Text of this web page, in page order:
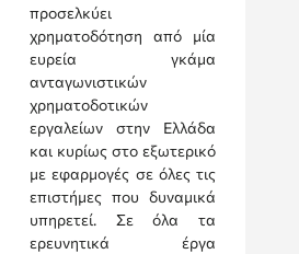
προσελκύει
χρηματοδότηση από μία
ευρεία γκάμα
ανταγωνιστικών
χρηματοδοτικών
εργαλείων στην Ελλάδα
και κυρίως στο εξωτερικό
με εφαρμογές σε όλες τις
επιστήμες που δυναμικά
υπηρετεί. Σε όλα τα
ερευνητικά έργα